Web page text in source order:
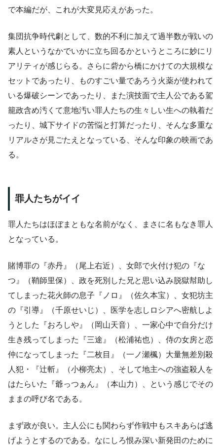
で本編だが、これが大変見応えがあった。
集団抗争時代劇として、数的不利に加えて過半数が戦いの
素人というなかでいかに立ち回るかというところに妙にリ
アリティが感じらる。さらに砦から橋にかけての大規模な
セットであったり、ものすごい量であろう火薬が使われて
いる爆破シーンであったり、また演技面で主人公である駕
籠政含め汚くて意地汚い罪人たちの生々しい生への執着だ
ったり、城下サイドの苦悩と打算だったり、そんな多重な
リアルさが見ごたえとなっている、そんな印象の映画であ
る。
罪人たちがイイ
罪人たちはほぼまともな名前がなく、まさに名もなき罪人
となっている。
賭博罪の『赤丹』（尾上右近）、女郎で火付け犯の『な
つ』（鞘師里保）、政を死別した兄と思い込み脱獄幇助し
てしまった花火師の息子『ノロ』（佐久本宝）、女犯坊主
の『引導』（千原せいじ）、医学を志しロシアへ密航しよ
うとした『おろしや』（岡山天音）、一家心中で自分だけ
生き残ってしまった『三途』（松浦祐也）、侍の女房と恋
仲になってしまった『二枚目』（一ノ瀬楓）大量無差別殺
人犯・『辻斬』（小柳亮太）、そして地主への強盗殺人を
はたらいた『爺っつぁん』（本山力）、という感じでその
ままの呼び名である。
まず政が良い。主人公にも関わらず作戦中もスキあらば逃
げようとするのである。なにしろ恨み深い新発田のために